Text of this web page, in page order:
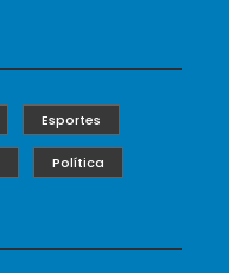
Esportes
Política